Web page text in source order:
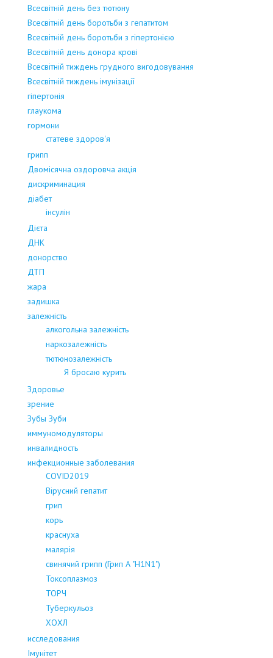
Всесвітній день без тютюну
Всесвітній день боротьби з гепатитом
Всесвітній день боротьби з гіпертонією
Всесвітній день донора крові
Всесвітній тиждень грудного вигодовування
Всесвітній тиждень імунізації
гіпертонія
глаукома
гормони
статеве здоров'я
грипп
Двомісячна оздоровча акція
дискриминация
діабет
інсулін
Дієта
ДНК
донорство
ДТП
жара
задишка
залежність
алкогольна залежність
наркозалежність
тютюнозалежність
Я бросаю курить
Здоровье
зрение
Зубы Зуби
иммуномодуляторы
инвалидность
инфекционные заболевания
COVID2019
Вірусний гепатит
грип
корь
краснуха
малярія
свинячий грипп (Грип А "H1N1")
Токсоплазмоз
ТОРЧ
Туберкульоз
ХОХЛ
исследования
Імунітет